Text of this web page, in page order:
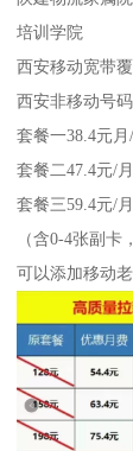
培训学院
西安移动宽带覆
西安非移动号
套餐一38.4元
套餐二47.4元/
套餐三59.4元/
（含0-4张副
可以添加移动